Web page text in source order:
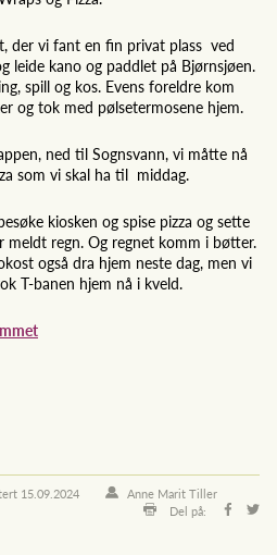
der vi fant en fin privat plass ved
leide kano og paddlet på Bjørnsjøen.
spill og kos. Evens foreldre kom
og tok med pølsetermosene hjem.
ned til Sognsvann, vi måtte nå
som vi skal ha til middag.
kiosken og spise pizza og sette
meldt regn. Og regnet komm i bøtter.
også dra hjem neste dag, men vi
T-banen hjem nå i kveld.
15.09.2024
Anne Marit Tiller
Del på: